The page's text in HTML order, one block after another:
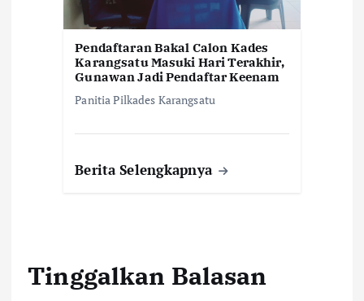
Pendaftaran Bakal Calon Kades
Karangsatu Masuki Hari Terakhir,
Gunawan Jadi Pendaftar Keenam
Panitia Pilkades Karangsatu
Berita Selengkapnya
Tinggalkan Balasan